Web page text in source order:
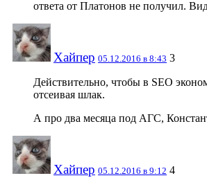
ответа от Платонов не получил.
Хайпер 05.12.2016 в 8:43 3
Действительно, чтобы в SEO
отсеивая шлак.
А про два месяца под АГС,
Хайпер 05.12.2016 в 9:12 4